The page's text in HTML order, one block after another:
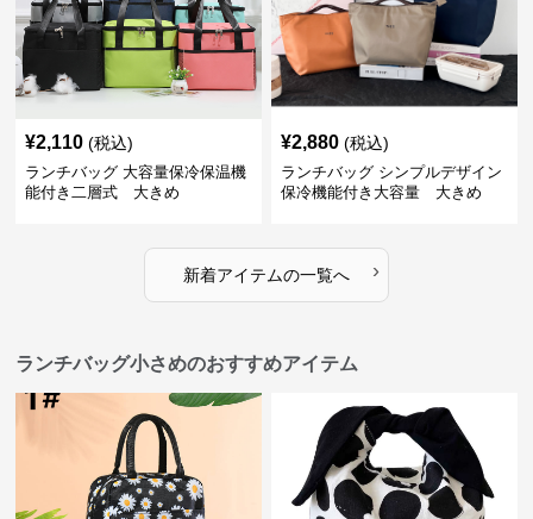
¥2,110 (税込)
ランチバッグ 大容量保冷保温機
能付き二層式 大きめ
¥2,880 (税込)
ランチバッグ シンプルデザイン
保冷機能付き大容量 大きめ
新着アイテムの一覧へ ›
ランチバッグ小さめのおすすめアイテム